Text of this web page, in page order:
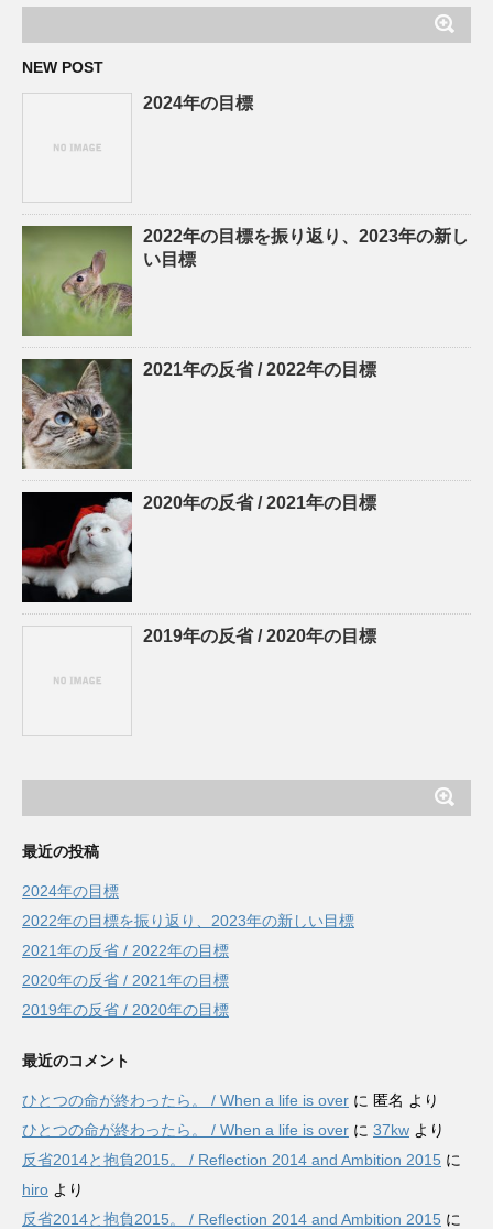
NEW POST
2024年の目標
2022年の目標を振り返り、2023年の新し
い目標
2021年の反省 / 2022年の目標
2020年の反省 / 2021年の目標
2019年の反省 / 2020年の目標
最近の投稿
2024年の目標
2022年の目標を振り返り、2023年の新しい目標
2021年の反省 / 2022年の目標
2020年の反省 / 2021年の目標
2019年の反省 / 2020年の目標
最近のコメント
ひとつの命が終わったら。 / When a life is over に 匿名 より
ひとつの命が終わったら。 / When a life is over に 37kw より
反省2014と抱負2015。 / Reflection 2014 and Ambition 2015 に
hiro より
反省2014と抱負2015。 / Reflection 2014 and Ambition 2015 に